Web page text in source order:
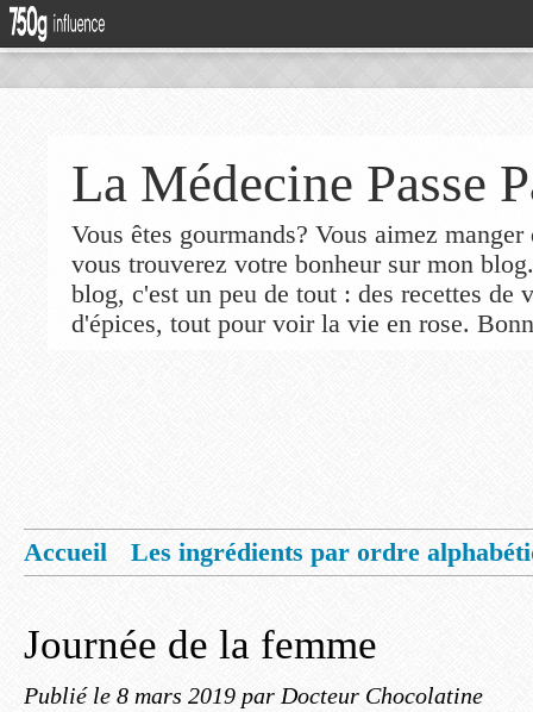
La Médecine Passe
Vous êtes gourmands? Vous aimez
vous trouverez votre bonheur sur mon
blog, c'est un peu de tout : des recettes de
d'épices, tout pour voir la vie en rose.
Accueil
Les ingrédients par ordre
Journée de la femme
Publié le 8 mars 2019 par Docteur Chocolatine